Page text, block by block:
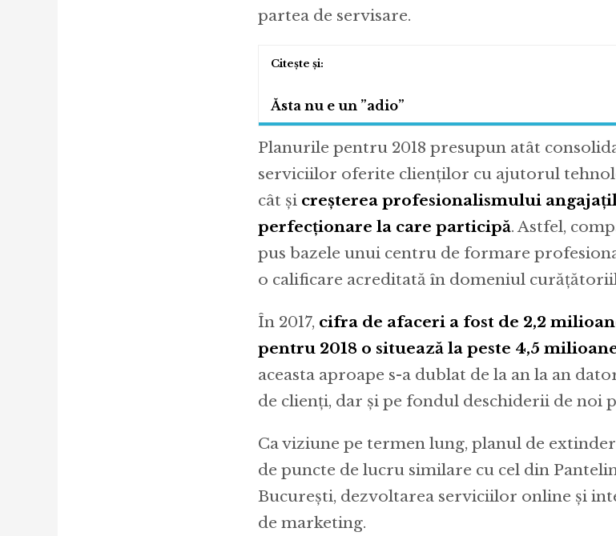
partea de servisare.
Ăsta nu e un ”adio”
Planurile pentru 2018 presupun atât
serviciilor oferite clienților cu ajutorul
cât și creșterea profesionalismului
perfecționare la care participă. Astfel,
pus bazele unui centru de formare
o calificare acreditată în domeniul
În 2017, cifra de afaceri a fost de 2,2
pentru 2018 o situează la peste 4,5
aceasta aproape s-a dublat de la an la an
de clienți, dar și pe fondul deschiderii de noi
Ca viziune pe termen lung, planul de
de puncte de lucru similare cu cel din
București, dezvoltarea serviciilor online și
de marketing.